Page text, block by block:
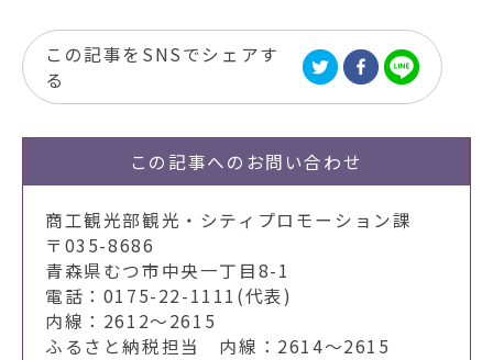
この記事をSNSでシェアす
る
この記事への お問い合わせ
商工観光部観光・シティプロモーション課
〒035-8686
青森県むつ市中央一丁目8-1
電話：0175-22-1111(代表)
内線：2612～2615
ふるさと納税担当 内線：2614～2615